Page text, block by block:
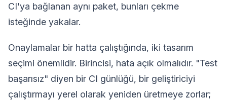
CI'ya bağlanan aynı paket, bunları çekme
isteğinde yakalar.
Onaylamalar bir hatta çalıştığında, iki tasarım
seçimi önemlidir. Birincisi, hata açık olmalıdır. "Test
başarısız" diyen bir CI günlüğü, bir geliştiriciyi
çalıştırmayı yerel olarak yeniden üretmeye zorlar;